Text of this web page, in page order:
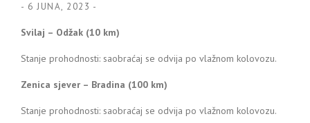
- 6 JUNA, 2023 -
Svilaj – Odžak (10 km)
Stanje prohodnosti: saobraćaj se odvija po vlažnom kolovozu.
Zenica sjever – Bradina (100 km)
Stanje prohodnosti: saobraćaj se odvija po vlažnom kolovozu.